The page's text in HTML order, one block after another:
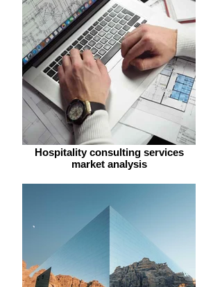
Hospitality consulting services
market analysis